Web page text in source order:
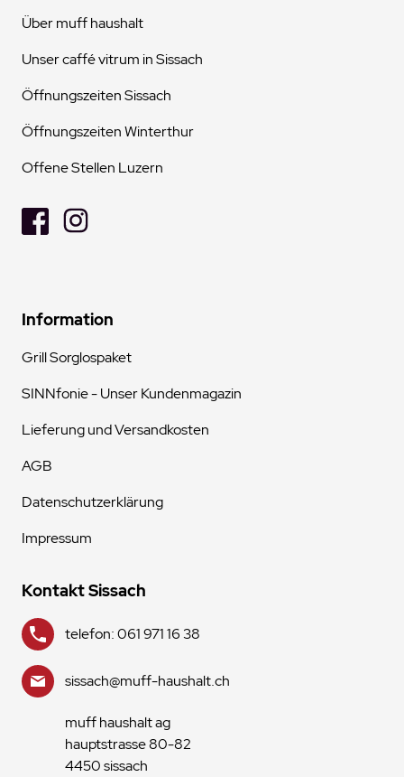
Über muff haushalt
Unser caffé vitrum in Sissach
Öffnungszeiten Sissach
Öffnungszeiten Winterthur
Offene Stellen Luzern
Information
Grill Sorglospaket
SINNfonie - Unser Kundenmagazin
Lieferung und Versandkosten
AGB
Datenschutzerklärung
Impressum
Kontakt Sissach
telefon: 061 971 16 38
sissach@muff-haushalt.ch
muff haushalt ag
hauptstrasse 80-82
4450 sissach